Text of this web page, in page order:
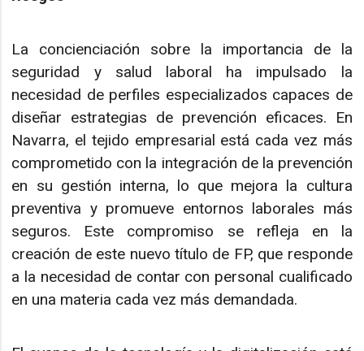
La concienciación sobre la importancia de la
seguridad y salud laboral ha impulsado la
necesidad de perfiles especializados capaces de
diseñar estrategias de prevención eficaces. En
Navarra, el tejido empresarial está cada vez más
comprometido con la integración de la prevención
en su gestión interna, lo que mejora la cultura
preventiva y promueve entornos laborales más
seguros. Este compromiso se refleja en la
creación de este nuevo título de FP, que responde
a la necesidad de contar con personal cualificado
en una materia cada vez más demandada.